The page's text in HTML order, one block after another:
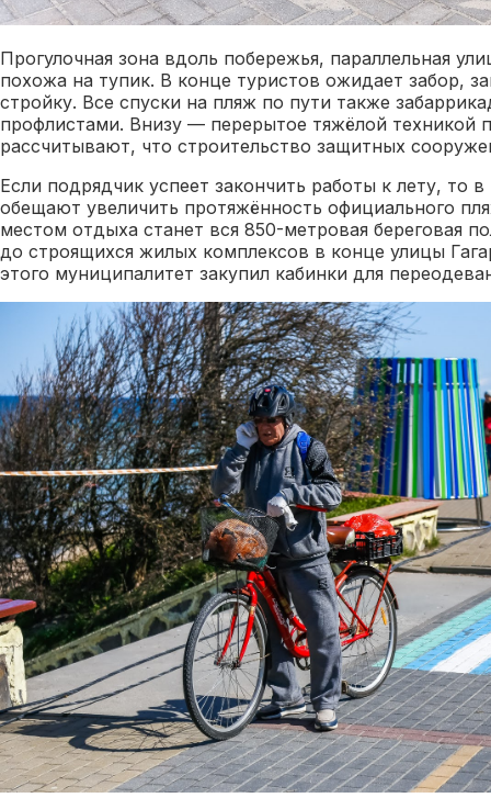
Прогулочная зона вдоль побережья, параллельная
похожа на тупик. В конце туристов ожидает забор,
стройку. Все спуски на пляж по пути также
профлистами. Внизу — перерытое тяжёлой техникой
рассчитывают, что строительство защитных
Если подрядчик успеет закончить работы к лету, то
обещают увеличить протяжённость официального
местом отдыха станет вся 850-метровая береговая
до строящихся жилых комплексов в конце улицы
этого муниципалитет закупил кабинки для